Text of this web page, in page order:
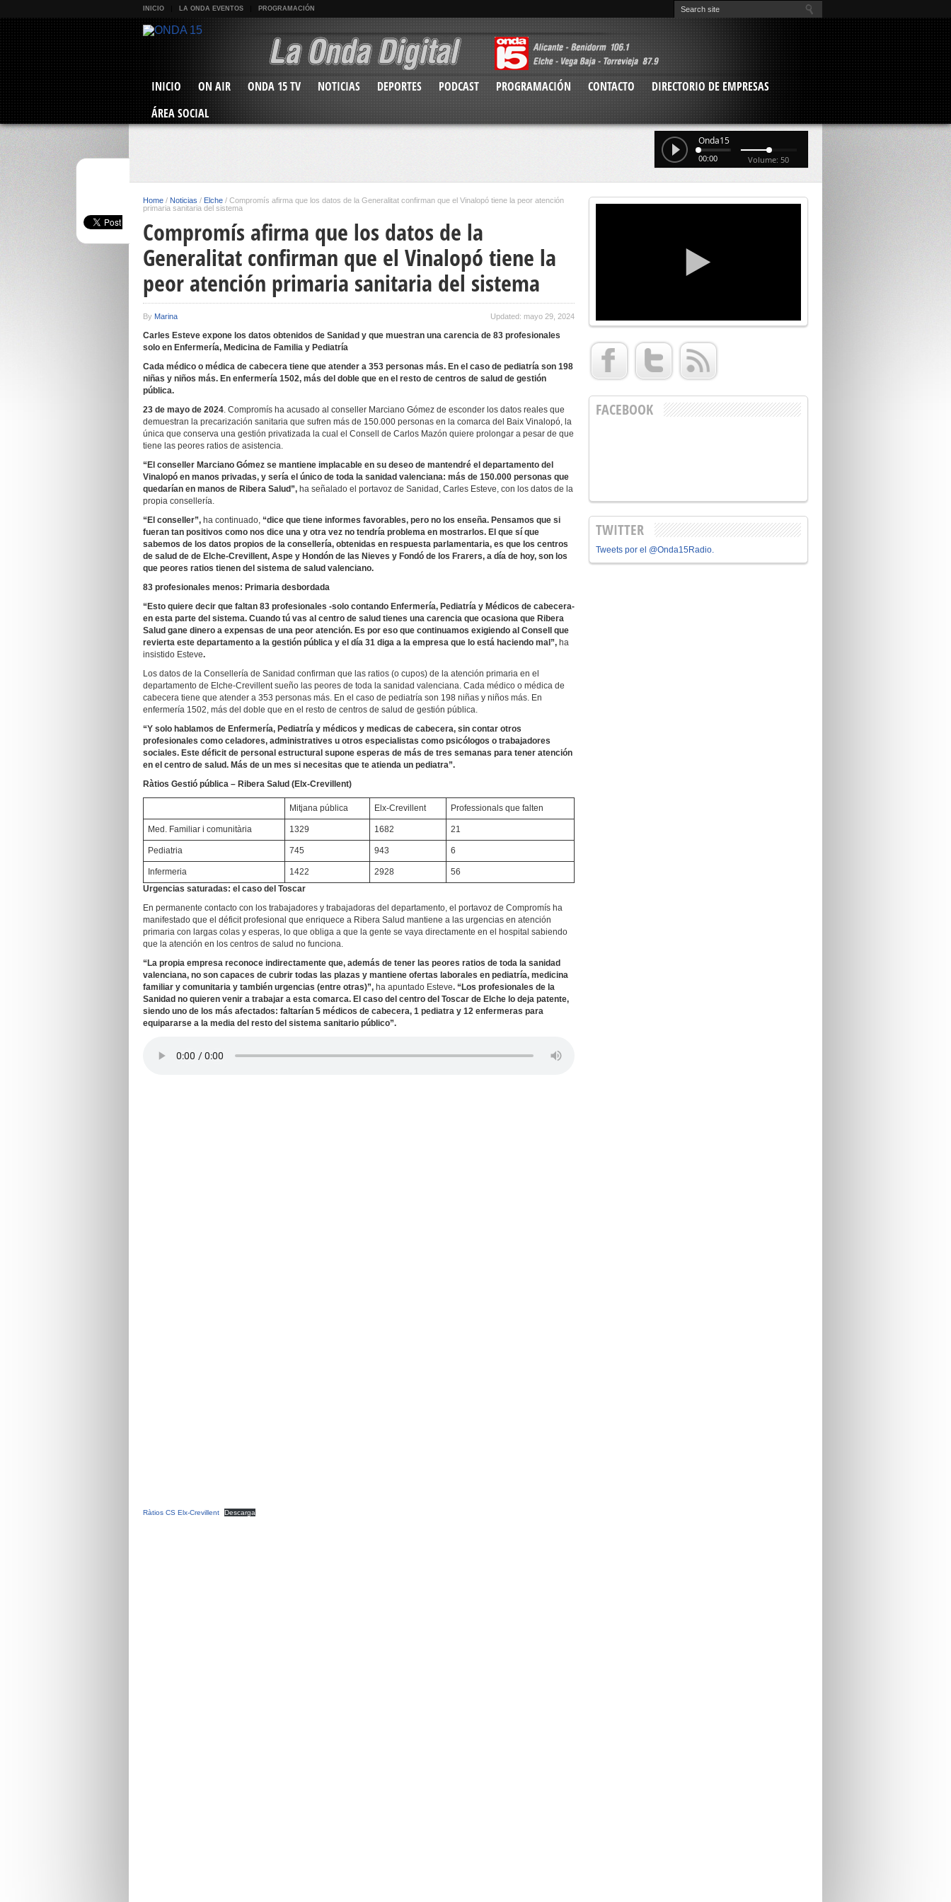
INICIO LA ONDA EVENTOS PROGRAMACIÓN
INICIO ON AIR ONDA 15 TV NOTICIAS DEPORTES PODCAST PROGRAMACIÓN CONTACTO
DIRECTORIO DE EMPRESAS
ÁREA SOCIAL
Onda15
00:00 Volume: 50
Home / Noticias / Elche / Compromís afirma que los datos de la Generalitat confirman que el Vinalopó tiene la peor atención
primaria sanitaria del sistema
Compromís afirma que los datos de la
Generalitat confirman que el Vinalopó tiene la
peor atención primaria sanitaria del sistema
By Marina Updated: mayo 29, 2024
Carles Esteve expone los datos obtenidos de Sanidad y que muestran una carencia de 83 profesionales
solo en Enfermería, Medicina de Familia y Pediatría
Cada médico o médica de cabecera tiene que atender a 353 personas más. En el caso de pediatría son 198
niñas y niños más. En enfermería 1502, más del doble que en el resto de centros de salud de gestión
pública.
23 de mayo de 2024. Compromís ha acusado al conseller Marciano Gómez de esconder los datos reales que
demuestran la precarización sanitaria que sufren más de 150.000 personas en la comarca del Baix Vinalopó, la
única que conserva una gestión privatizada la cual el Consell de Carlos Mazón quiere prolongar a pesar de que
tiene las peores ratios de asistencia.
“El conseller Marciano Gómez se mantiene implacable en su deseo de mantendré el departamento del
Vinalopó en manos privadas, y sería el único de toda la sanidad valenciana: más de 150.000 personas que
quedarían en manos de Ribera Salud”, ha señalado el portavoz de Sanidad, Carles Esteve, con los datos de la
propia consellería.
“El conseller”, ha continuado, “dice que tiene informes favorables, pero no los enseña. Pensamos que si
fueran tan positivos como nos dice una y otra vez no tendría problema en mostrarlos. El que sí que
sabemos de los datos propios de la consellería, obtenidas en respuesta parlamentaria, es que los centros
de salud de de Elche-Crevillent, Aspe y Hondón de las Nieves y Fondó de los Frarers, a día de hoy, son los
que peores ratios tienen del sistema de salud valenciano.
83 profesionales menos: Primaria desbordada
“Esto quiere decir que faltan 83 profesionales -solo contando Enfermería, Pediatría y Médicos de cabecera-
en esta parte del sistema. Cuando tú vas al centro de salud tienes una carencia que ocasiona que Ribera
Salud gane dinero a expensas de una peor atención. Es por eso que continuamos exigiendo al Consell que
revierta este departamento a la gestión pública y el día 31 diga a la empresa que lo está haciendo mal”, ha
insistido Esteve.
Los datos de la Consellería de Sanidad confirman que las ratios (o cupos) de la atención primaria en el
departamento de Elche-Crevillent sueño las peores de toda la sanidad valenciana. Cada médico o médica de
cabecera tiene que atender a 353 personas más. En el caso de pediatría son 198 niñas y niños más. En
enfermería 1502, más del doble que en el resto de centros de salud de gestión pública.
“Y solo hablamos de Enfermería, Pediatría y médicos y medicas de cabecera, sin contar otros
profesionales como celadores, administratives u otros especialistas como psicólogos o trabajadores
sociales. Este déficit de personal estructural supone esperas de más de tres semanas para tener atención
en el centro de salud. Más de un mes si necesitas que te atienda un pediatra”.
Ràtios Gestió pública – Ribera Salud (Elx-Crevillent)
Mitjana pública Elx-Crevillent Professionals que falten
Med. Familiar i comunitària 1329 1682 21
Pediatria 745 943 6
Infermeria 1422 2928
56
Urgencias saturadas: el caso del Toscar
En permanente contacto con los trabajadores y trabajadoras del departamento, el portavoz de Compromís ha
manifestado que el déficit profesional que enriquece a Ribera Salud mantiene a las urgencias en atención
primaria con largas colas y esperas, lo que obliga a que la gente se vaya directamente en el hospital sabiendo
que la atención en los centros de salud no funciona.
“La propia empresa reconoce indirectamente que, además de tener las peores ratios de toda la sanidad
valenciana, no son capaces de cubrir todas las plazas y mantiene ofertas laborales en pediatría, medicina
familiar y comunitaria y también urgencias (entre otras)”, ha apuntado Esteve. “Los profesionales de la
Sanidad no quieren venir a trabajar a esta comarca. El caso del centro del Toscar de Elche lo deja patente,
siendo uno de los más afectados: faltarían 5 médicos de cabecera, 1 pediatra y 12 enfermeras para
equipararse a la media del resto del sistema sanitario público”.
Ràtios CS Elx-Crevillent Descarga
FACEBOOK
TWITTER
Tweets por el @Onda15Radio.